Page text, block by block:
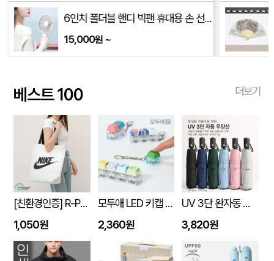
6인치 폴더블 핸디 빅팬 휴대용 손 선풍기 FH10 [스트랩 포함]
15,000원~
베스트 100 더보기
[친환경인증] R-PET 고밀도 리유저블백 (검정내피/170g)(S~XL)
1,050원
모두애 LED 키캡 키링 굿즈
2,360원
UV 3단 완자동 양우산
3,820원